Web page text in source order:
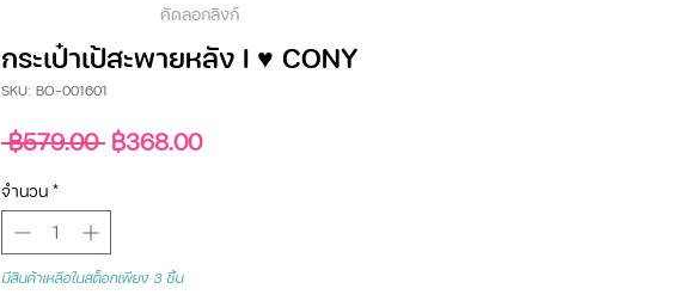
กระเป๋าเป้สะพายหลัง I ♥ CONY
SKU: BO-001601
฿579.00 ราคา
฿368.00ราคา
จำนวน *
มีสินค้าเหลือในสต็อกเพียง 3 ชิ้น
คัดลอกลิงก์